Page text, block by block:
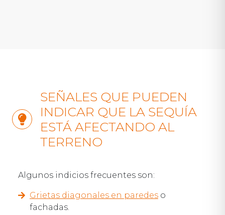
SEÑALES QUE PUEDEN
INDICAR QUE LA SEQUÍA
ESTÁ AFECTANDO AL
TERRENO
Algunos indicios frecuentes son:
Grietas diagonales en paredes o
fachadas.